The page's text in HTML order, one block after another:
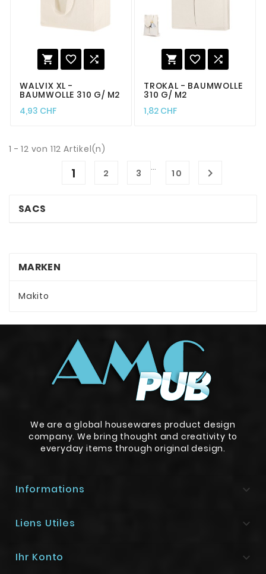
  
WALVIX XL -
BAUMWOLLE 310 G/ M2
4,93 CHF
  
TROKAL - BAUMWOLLE
310 G/ M2
1,82 CHF
1 - 12 von 112 Artikel(n)
1 2 3
…
10 
SACS
MARKEN
Makito
We are a global housewares product design
company. We bring thought and creativity to
everyday items through original design.
Informations 
Liens Utiles 
Ihr Konto 